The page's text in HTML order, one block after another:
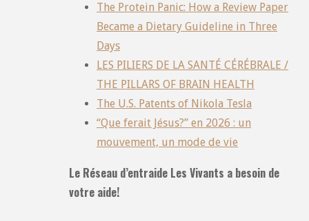
The Protein Panic: How a Review Paper
Became a Dietary Guideline in Three
Days
LES PILIERS DE LA SANTÉ CÉRÉBRALE /
THE PILLARS OF BRAIN HEALTH
The U.S. Patents of Nikola Tesla
“Que ferait Jésus?” en 2026 : un
mouvement, un mode de vie
Le Réseau d’entraide Les Vivants a besoin de
votre aide!